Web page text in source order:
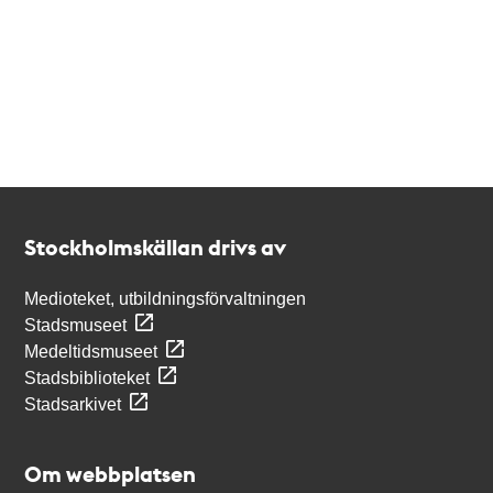
Stockholmskällan drivs av
Medioteket, utbildningsförvaltningen
Stadsmuseet
Medeltidsmuseet
Stadsbiblioteket
Stadsarkivet
Om webbplatsen